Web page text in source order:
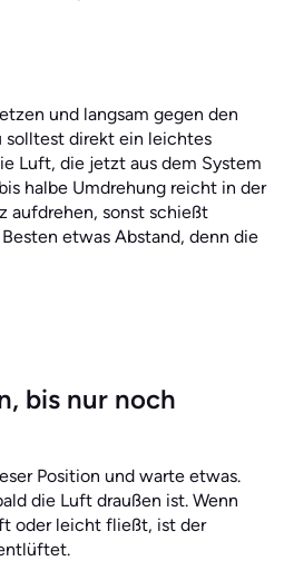
und langsam gegen den
solltest direkt ein leichtes
Luft, die jetzt aus dem System
halbe Umdrehung reicht in der
aufdrehen, sonst schießt
etwas Abstand, denn die
bis nur noch
Position und warte etwas.
die Luft draußen ist. Wenn
oder leicht fließt, ist der